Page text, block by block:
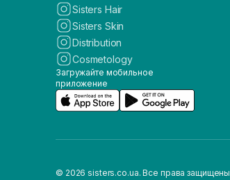
Sisters Hair
Sisters Skin
Distribution
Cosmetology
Загружайте мобильное
приложение
© 2026 sisters.co.ua. Все права защищены